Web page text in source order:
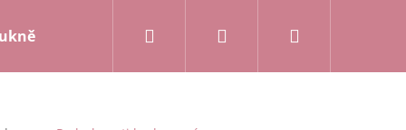
a kalhoty Mikiny a kardigany
Přihlášení